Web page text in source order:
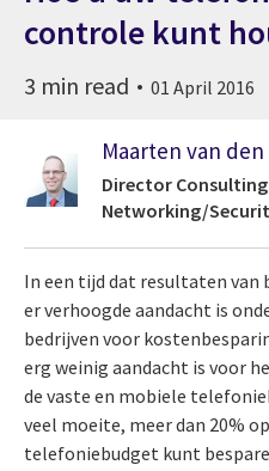
controle kunt
3 min read 01 April 2016
Maarten van
Director Consulting
Networking/
In een tijd dat resultaten van
er verhoogde aandacht is
bedrijven voor
erg weinig aandacht is voor
de vaste en mobiele
veel moeite, meer dan 20%
telefoniebudget kunt